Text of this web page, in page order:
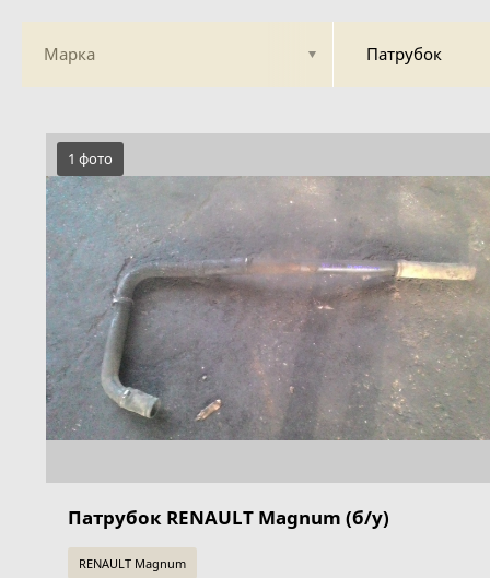
Марка Патрубок
1 фото
Патрубок RENAULT Magnum (б/у)
RENAULT Magnum